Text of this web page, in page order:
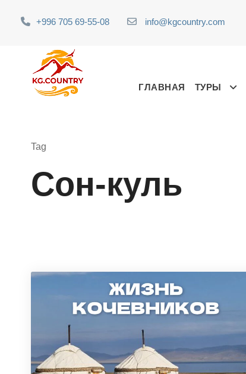
+996 705 69-55-08 info@kgcountry.com
ГЛАВНАЯ ТУРЫ
Tag
Сон-куль